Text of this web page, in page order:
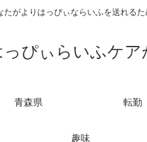
たがよりはっぴぃならいふを送れる
っぴぃらいふケ
青森県 転勤
趣味